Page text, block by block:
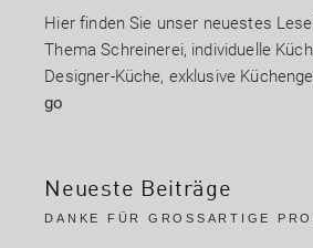
Hier finden Sie unser neuestes
Thema Schreinerei, individuelle
Designer-Küche, exklusive
go
Neueste Beiträge
DANKE FÜR GROSSARTIGE